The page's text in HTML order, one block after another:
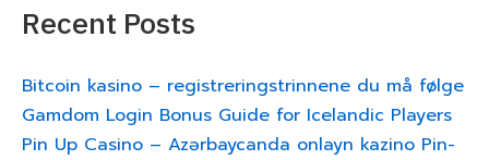
Recent Posts
Bitcoin kasino – registreringstrinnene du må følge
Gamdom Login Bonus Guide for Icelandic Players
Pin Up Casino – Azərbaycanda onlayn kazino Pin-